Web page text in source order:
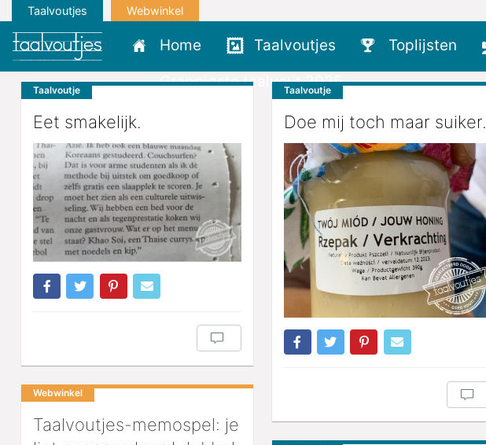
Taalvoutjes Webwinkel
Home Taalvoutjes Toplijsten
Grappigste taalvout 2025
Taalvoutje
Eet smakelijk.
Taalvoutje
Doe mij toch maar suiker.
Webwinkel
Taalvoutjes-memospel: je